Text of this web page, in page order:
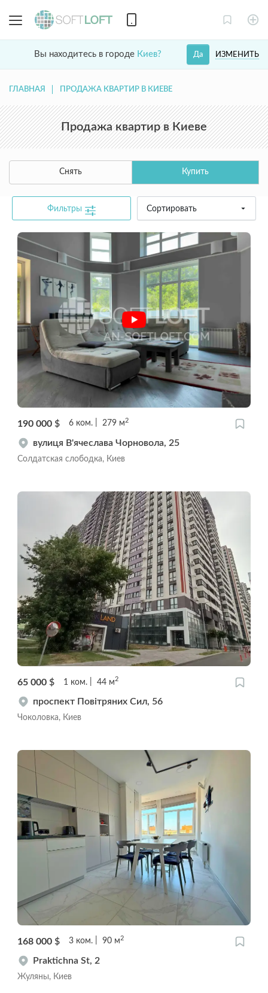
Вы находитесь в городе Киев? ИЗМЕНИТЬ
Да
ГЛАВНАЯ ПРОДАЖА КВАРТИР В КИЕВЕ
Продажа квартир в Киеве
Снять Купить
Фильтры Сортировать
190 000 $ 6 ком. 279 м 2
вулиця В'ячеслава Чорновола, 25
Солдатская слободка, Киев
65 000 $ 1 ком. 44 м2
проспект Повітряних Сил, 56
Чоколовка, Киев
168 000 $ 3 ком. 90 м 2
Praktichna St, 2
Жуляны, Киев